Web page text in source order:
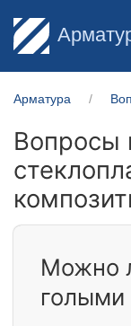
Арматура
Вопросы
Можно
голыми